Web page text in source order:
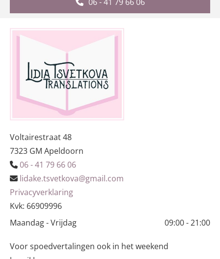
Voltairestraat 48
7323 GM Apeldoorn
 06 - 41 79 66 06
 lidake.tsvetkova@gmail.com
Privacyverklaring
Kvk: 66909996
Maandag - Vrijdag
09:00 - 21:00
Voor spoedvertalingen ook in het weekend